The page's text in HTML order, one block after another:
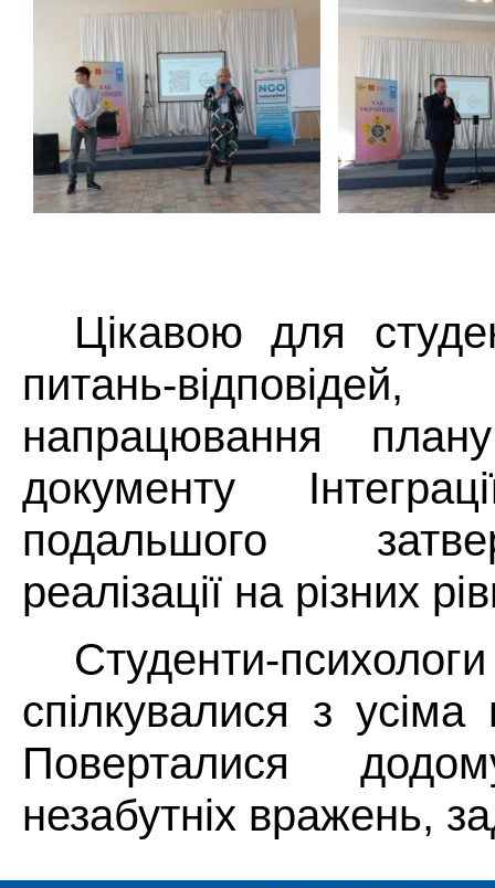
Цікавою для
питань-
напрацювання
документу
подальшого
реалізації на різних
Студенти-
спілкувалися з усіма
Поверталися
незабутніх вражень,